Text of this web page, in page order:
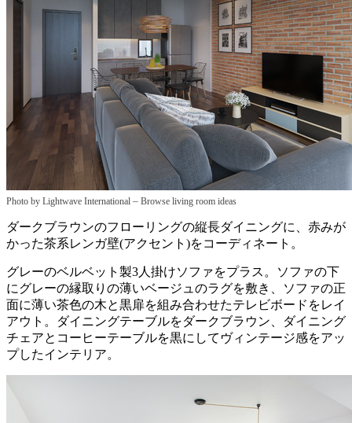
Photo by Lightwave International – Browse living room ideas
ダークブラウンのフローリングの縦長ダイニングに、赤みが
かった茶系レンガ壁(アクセント)をコーディネート。
グレーのベルベット製3人掛けソファをプラス。ソファの下
にグレーの縁取りの薄いベージュのラグを敷き、ソファの正
面に薄い茶色の木と黒扉を組み合わせたテレビボードをレイ
アウト。ダイニングテーブルをダークブラウン、ダイニング
チェアとコーヒーテーブルを黒にしてヴィンテージ感をアッ
プしたインテリア。